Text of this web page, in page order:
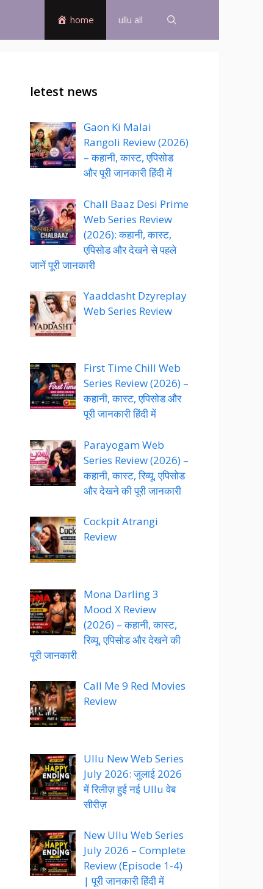
home ullu all
letest news
Gaon Ki Malai
Rangoli Review (2026)
– कहानी, कास्ट, एपिसोड
और पूरी जानकारी हिंदी में
Chall Baaz Desi Prime
Web Series Review
(2026): कहानी, कास्ट,
एपिसोड और देखने से पहले
जानें पूरी जानकारी
Yaaddasht Dzyreplay
Web Series Review
First Time Chill Web
Series Review (2026) –
कहानी, कास्ट, एपिसोड और
पूरी जानकारी हिंदी में
Parayogam Web
Series Review (2026) –
कहानी, कास्ट, रिव्यू, एपिसोड
और देखने की पूरी जानकारी
Cockpit Atrangi
Review
Mona Darling 3
Mood X Review
(2026) – कहानी, कास्ट,
रिव्यू, एपिसोड और देखने की
पूरी जानकारी
Call Me 9 Red Movies
Review
Ullu New Web Series
July 2026: जुलाई 2026
में रिलीज़ हुई नई Ullu वेब
सीरीज़
New Ullu Web Series
July 2026 – Complete
Review (Episode 1-4)
| पूरी जानकारी हिंदी में